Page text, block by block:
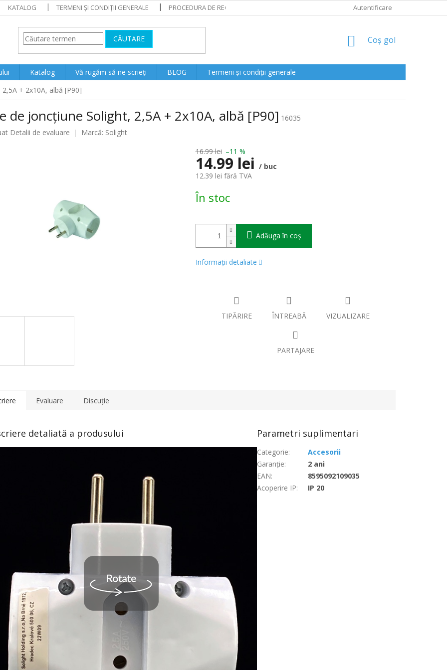
KATALOG TERMENI ȘI CONDIȚII GENERALE PROCEDURA DE RECLAMAȚII Autentificare
CĂUTARE
COŞ
CUMPĂRĂTURI
Coş gol
Katalog Vă rugăm să ne scrieți BLOG
Termeni și condiții generale
+ 2x10A, albă [P90]
de joncțiune Solight, 2,5A + 2x10A, albă [P90] 16035
Detalii de evaluare Marcă: Solight
16.99 lei –11 %
14.99 lei / buc
12.39 lei fără TVA
Evaluare
preţ:
În stoc
Adăuga în coş
Informaţii detaliate
TIPĂRIRE ÎNTREABĂ VIZUALIZARE
PARTAJARE
Evaluare Discuţie
detaliată a produsului Parametri suplimentari
Categorie:
Accesorii
Garanţie:
2 ani
EAN:
8595092109035
Acoperire IP: IP 20